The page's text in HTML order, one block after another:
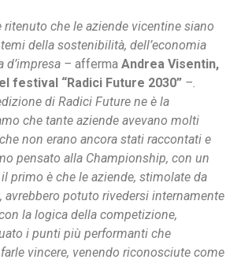
ritenuto che le aziende vicentine siano
della sostenibilità, dell’economia
d’impresa – afferma Andrea Visentin,
festival “Radici Future 2030” –.
di Radici Future ne è la
che tante aziende avevano molti
non erano ancora stati raccontati e
pensato alla Championship, con un
primo è che le aziende, stimolate da
avrebbero potuto rivedersi internamente
la logica della competizione,
i punti più performanti che
vincere, venendo riconosciute come